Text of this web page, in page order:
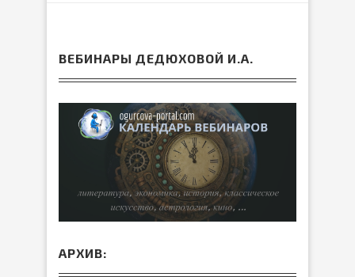
ВЕБИНАРЫ ДЕДЮХОВОЙ И.А.
АРХИВ: